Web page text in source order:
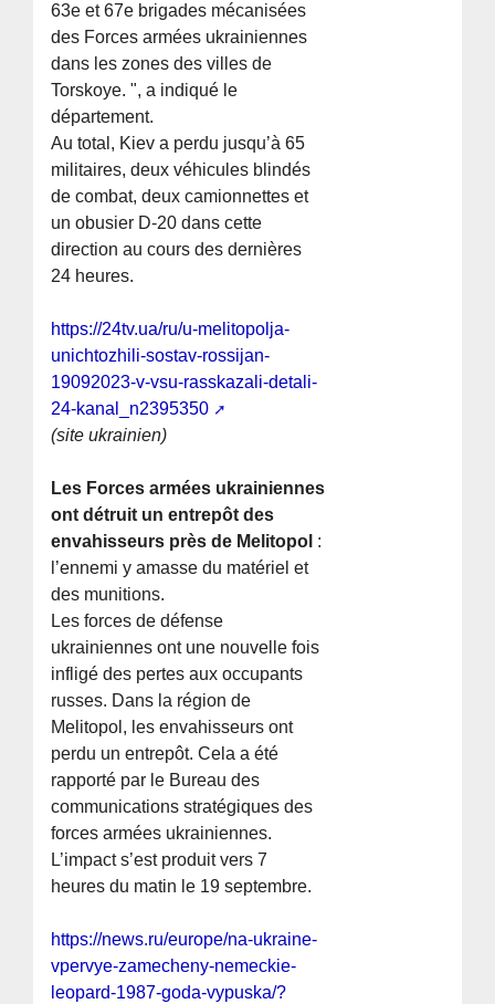
63e et 67e brigades mécanisées
des Forces armées ukrainiennes
dans les zones des villes de
Torskoye. ", a indiqué le
département.
Au total, Kiev a perdu jusqu’à 65
militaires, deux véhicules blindés
de combat, deux camionnettes et
un obusier D-20 dans cette
direction au cours des dernières
24 heures.
https://24tv.ua/ru/u-melitopolja-
unichtozhili-sostav-rossijan-
19092023-v-vsu-rasskazali-detali-
24-kanal_n2395350
(site ukrainien)
Les Forces armées ukrainiennes
ont détruit un entrepôt des
envahisseurs près de Melitopol :
l’ennemi y amasse du matériel et
des munitions.
Les forces de défense
ukrainiennes ont une nouvelle fois
infligé des pertes aux occupants
russes. Dans la région de
Melitopol, les envahisseurs ont
perdu un entrepôt. Cela a été
rapporté par le Bureau des
communications stratégiques des
forces armées ukrainiennes.
L’impact s’est produit vers 7
heures du matin le 19 septembre.
https://news.ru/europe/na-ukraine-
vpervye-zamecheny-nemeckie-
leopard-1987-goda-vypuska/?